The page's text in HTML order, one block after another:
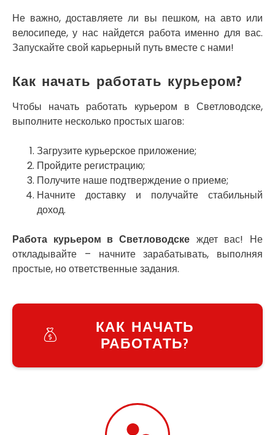
Не важно, доставляете ли вы пешком, на авто или
велосипеде, у нас найдется работа именно для вас.
Запускайте свой карьерный путь вместе с нами!
Как начать работать курьером?
Чтобы начать работать курьером в Светловодске,
выполните несколько простых шагов:
Загрузите курьерское приложение;
Пройдите регистрацию;
Получите наше подтверждение о приеме;
Начните доставку и получайте стабильный
доход.
Работа курьером в Светловодске ждет вас! Не
откладывайте – начните зарабатывать, выполняя
простые, но ответственные задания.
КАК НАЧАТЬ
РАБОТАТЬ?
Старые Петровцы
Стебник
Стоянка
Сумы
Светловодск
Святопетровское
Тальное
Тернополь
Терновка
Трусковец
Тульчин
Украинка
Умань
Ужгород
Узин
Васильков
Великие Лазы
Верхнеднепровск
Винники
Вишенки
Вишневое
Вита-Почтовая